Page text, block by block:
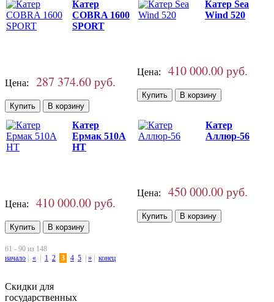
Катер
COBRA 1600
SPORT
Цена: 287 374.60 руб.
Катер Sea
Wind 520
Цена: 410 000.00 руб.
Катер
Ермак 510A
HT
Цена: 410 000.00 руб.
Катер
Аллюр-56
Цена: 450 000.00 руб.
61 - 90 из 148
начало | « | 1 2 3 4 5 | » | конец
Скидки для
государственных